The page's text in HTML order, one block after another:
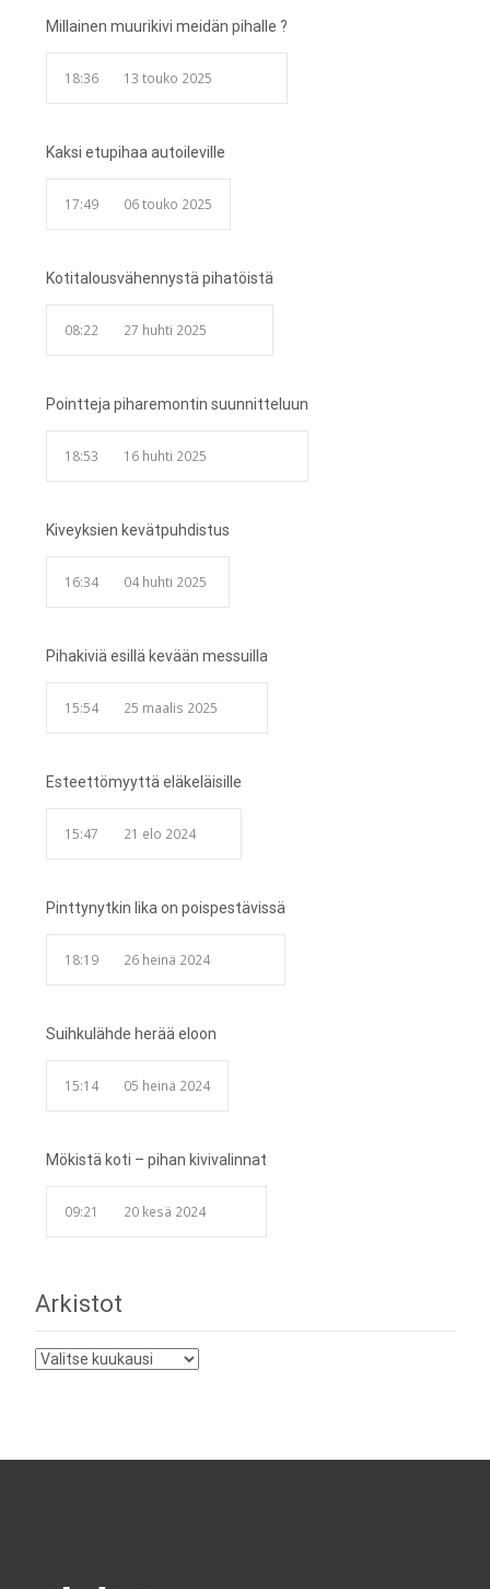
Millainen muurikivi meidän pihalle ?
18:36 13 touko 2025
Kaksi etupihaa autoileville
17:49 06 touko 2025
Kotitalousvähennystä pihatöistä
08:22 27 huhti 2025
Pointteja piharemontin suunnitteluun
18:53 16 huhti 2025
Kiveyksien kevätpuhdistus
16:34 04 huhti 2025
Pihakiviä esillä kevään messuilla
15:54 25 maalis 2025
Esteettömyyttä eläkeläisille
15:47 21 elo 2024
Pinttynytkin lika on poispestävissä
18:19 26 heinä 2024
Suihkulähde herää eloon
15:14 05 heinä 2024
Mökistä koti – pihan kivivalinnat
09:21 20 kesä 2024
Arkistot
Arkistot